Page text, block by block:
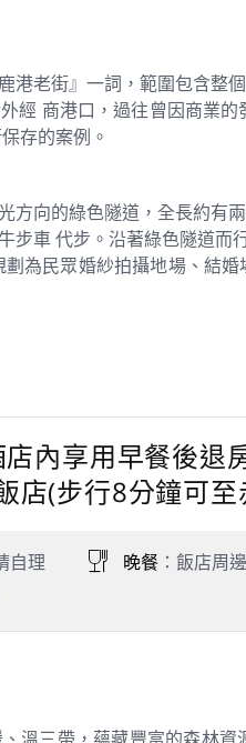
港老街』一詞，範圍包含
經 商港口，過往曾因商業
存的案例。
方向的綠色隧道，全長約
步車 代步。沿著綠色隧道
為民眾婚紗拍攝地場、結
內享用早餐後退
店(步行8分鐘可
自理 晚餐：飯店周